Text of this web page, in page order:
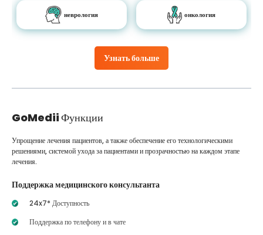
Узнать больше
неврология онкология
GoMediiФункции
Упрощение лечения пациентов, а также обеспечение его технологическими
решениями, системой ухода за пациентами и прозрачностью на каждом этапе
лечения.
Поддержка медицинского консультанта
24x7* Доступность
Поддержка по телефону и в чате